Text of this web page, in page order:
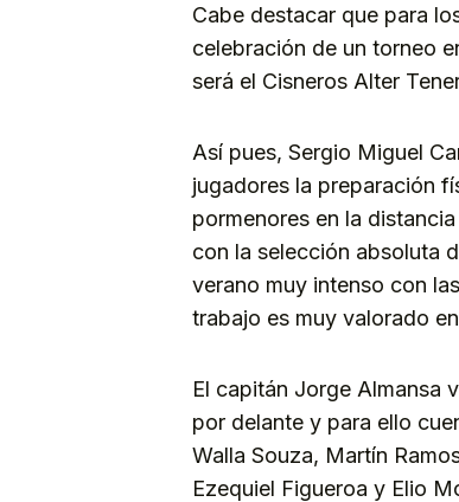
Cabe destacar que para
celebración de un torneo
será el Cisneros Alter
Así pues, Sergio Miguel
jugadores la preparación
pormenores en la
con la selección absoluta
verano muy intenso con
trabajo es muy valorado
El capitán Jorge Almansa
por delante y para ello
Walla Souza, Martín
Ezequiel Figueroa y Elio